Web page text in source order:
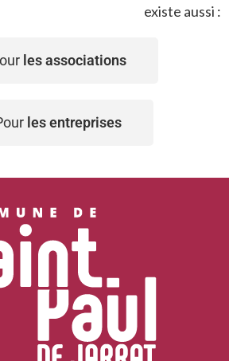
existe aussi :
les associations
les entreprises